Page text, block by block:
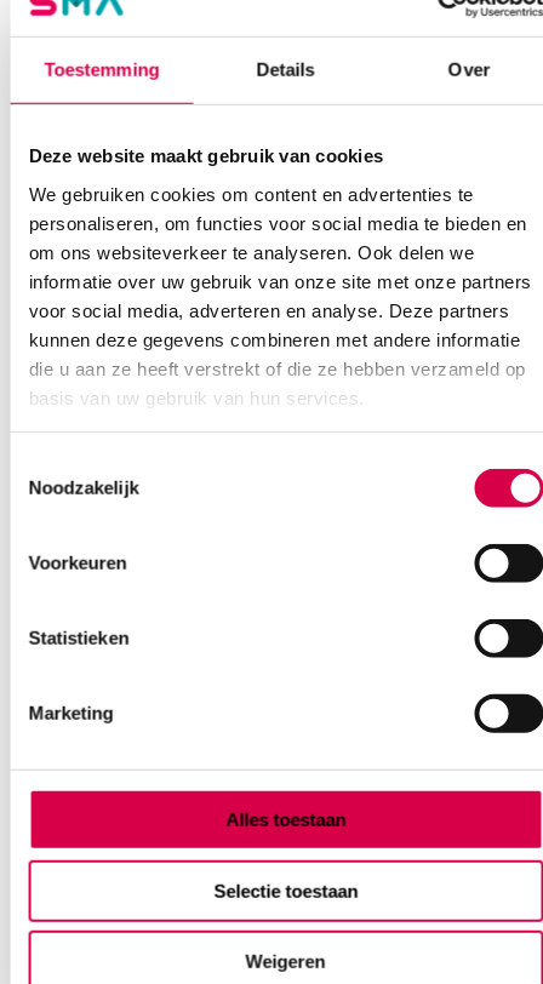
Toestemming Details Over
Deze website maakt gebruik van cookies
We gebruiken cookies om content en advertenties te
personaliseren, om functies voor social media te bieden en
om ons websiteverkeer te analyseren. Ook delen we
informatie over uw gebruik van onze site met onze partners
voor social media, adverteren en analyse. Deze partners
kunnen deze gegevens combineren met andere informatie
die u aan ze heeft verstrekt of die ze hebben verzameld op
basis van uw gebruik van hun services.
Noodzakelijk
Voorkeuren
Statistieken
Marketing
Alles toestaan
Selectie toestaan
Weigeren
08:30 tot 17:00
Bel Anca
Ook interessant
wondverband, 6cm x 10cm (50)
3M